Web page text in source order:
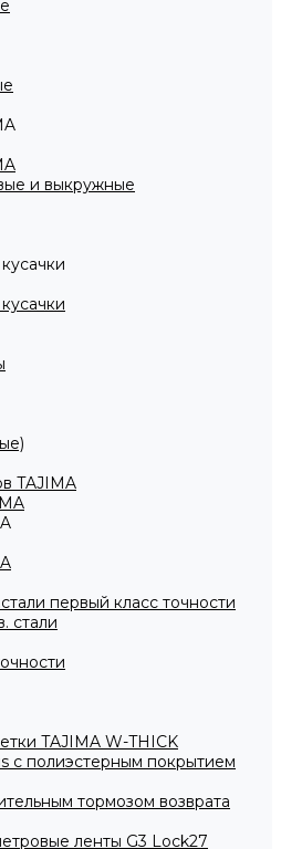
и выкружные
TAJIMA
первый класс точности
стали
TAJIMA W-THICK
с полиэстерным покрытием
тормозом возврата
ленты G3 Lock27